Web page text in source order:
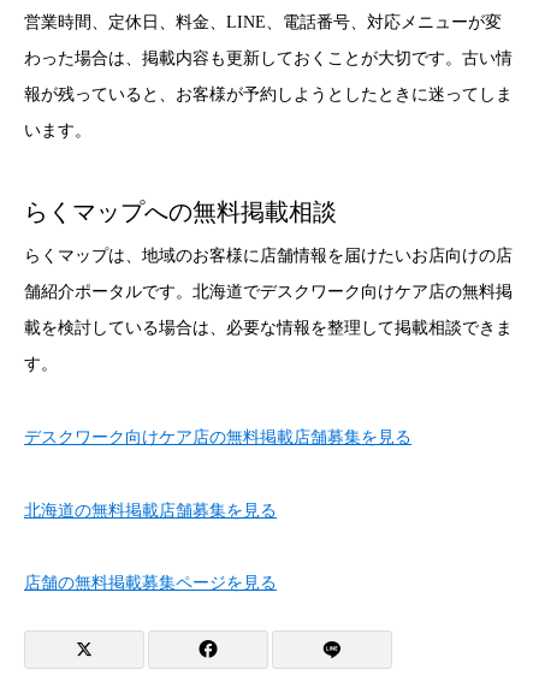
営業時間、定休日、料金、LINE、電話番号、対応メニューが変
わった場合は、掲載内容も更新しておくことが大切です。古い情
報が残っていると、お客様が予約しようとしたときに迷ってしま
います。
らくマップへの無料掲載相談
らくマップは、地域のお客様に店舗情報を届けたいお店向けの店
舗紹介ポータルです。北海道でデスクワーク向けケア店の無料掲
載を検討している場合は、必要な情報を整理して掲載相談できま
す。
デスクワーク向けケア店の無料掲載店舗募集を見る
北海道の無料掲載店舗募集を見る
店舗の無料掲載募集ページを見る